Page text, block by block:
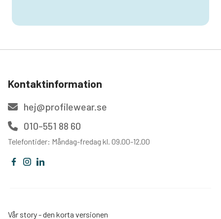
Kontaktinformation
hej@profilewear.se
010-551 88 60
Telefontider: Måndag-fredag kl. 09.00-12.00
Vår story - den korta versionen